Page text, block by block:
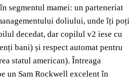
segmentul mamei: un parteneriat
doliului, unde îți poți
decedat, dar copilul v2 iese cu
bani) și respect automat pentru
statul american). Întreaga
un Sam Rockwell excelent în